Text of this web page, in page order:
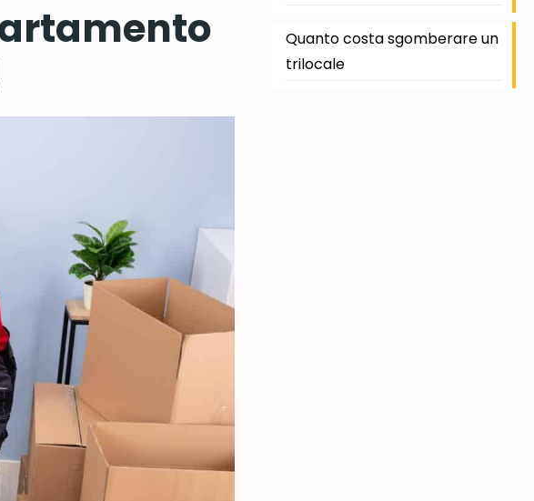
Quanto costa sgomberare un
trilocale